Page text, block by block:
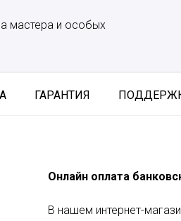
мастера и особых
ГАРАНТИЯ
Онлайн оплата
В нашем интернет-